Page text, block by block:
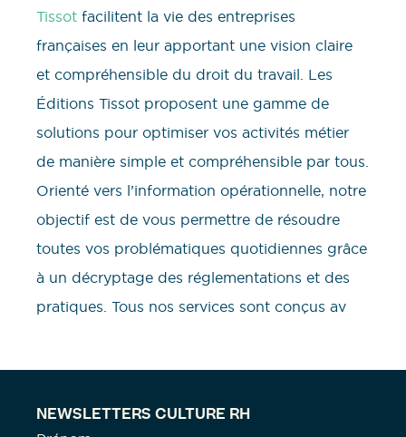
Tissot facilitent la vie des entreprises
françaises en leur apportant une vision claire
et compréhensible du droit du travail. Les
Éditions Tissot proposent une gamme de
solutions pour optimiser vos activités métier
de manière simple et compréhensible par tous.
Orienté vers l’information opérationnelle, notre
objectif est de vous permettre de résoudre
toutes vos problématiques quotidiennes grâce
à un décryptage des réglementations et des
pratiques. Tous nos services sont conçus av
NEWSLETTERS CULTURE RH